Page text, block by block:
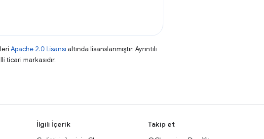
Apache 2.0 Lisansı altında lisanslanmıştır. Ayrıntılı
ticari markasıdır.
İlgili İçerik
Takip et